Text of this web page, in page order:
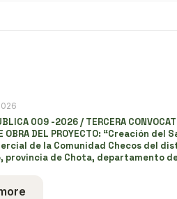
009 -2026 / TERCERA
OBRA DEL PROYECTO: “Creación del
de la Comunidad Checos del
provincia de Chota, departamento